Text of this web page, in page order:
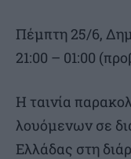
Πέμπτη 25/6,
21:00 – 01:00
Η ταινία
λουόμενων σε
Ελλάδας στη